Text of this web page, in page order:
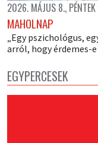
2026. MÁJUS 8., PÉNTEK
MAHOLNAP
„Egy pszichológus,
arról, hogy érdemes-
EGYPERCESEK